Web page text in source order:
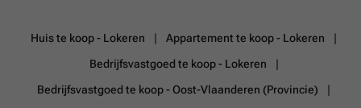
Huis te koop - Lokeren
Appartement te koop - Lokeren
Bedrijfsvastgoed te koop - Lokeren
Bedrijfsvastgoed te koop - Oost-Vlaanderen (Provincie)